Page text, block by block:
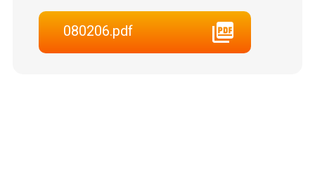
080206.pdf